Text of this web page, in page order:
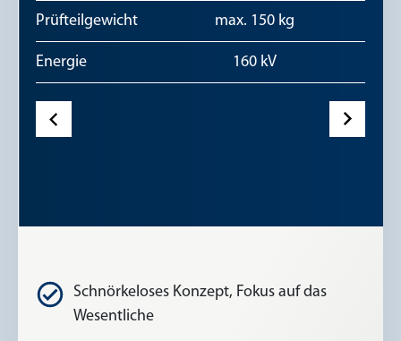
Prüfteilgewicht max. 150 kg
Energie 160 kV
Schnörkeloses Konzept, Fokus auf das
Wesentliche